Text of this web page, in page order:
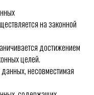
на законной
достижением
целей.
несовместимая